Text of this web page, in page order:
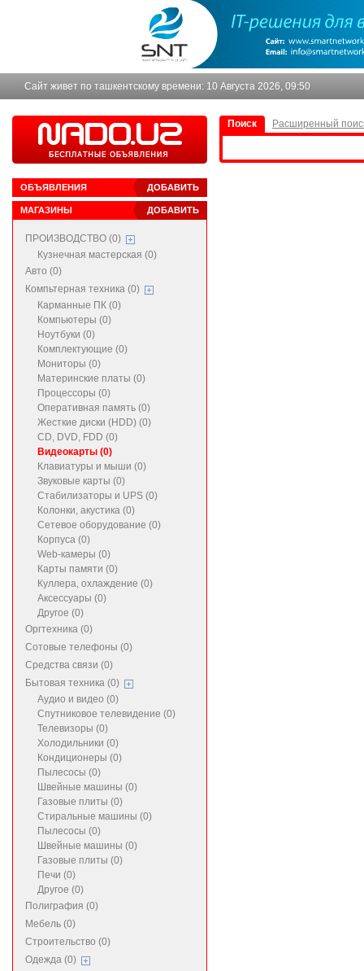
Сайт живет по ташкентскому времени: 10 Августа 2026, 09:50
ДОБАВИТЬ
ОБЪЯВЛЕНИЯ
ДОБАВИТЬ
МАГАЗИНЫ
ПРОИЗВОДСТВО (0)
Кузнечная мастерская (0)
Авто (0)
Компьтерная техника (0)
Карманные ПК (0)
Компьютеры (0)
Ноутбуки (0)
Комплектующие (0)
Мониторы (0)
Материнские платы (0)
Процессоры (0)
Оперативная память (0)
Жесткие диски (HDD) (0)
CD, DVD, FDD (0)
Видеокарты (0)
Клавиатуры и мыши (0)
Звуковые карты (0)
Стабилизаторы и UPS (0)
Колонки, акустика (0)
Сетевое оборудование (0)
Корпуса (0)
Web-камеры (0)
Карты памяти (0)
Куллера, охлаждение (0)
Аксессуары (0)
Другое (0)
Оргтехника (0)
Сотовые телефоны (0)
Средства связи (0)
Бытовая техника (0)
Аудио и видео (0)
Спутниковое телевидение (0)
Телевизоры (0)
Холодильники (0)
Кондиционеры (0)
Пылесосы (0)
Швейные машины (0)
Газовые плиты (0)
Стиральные машины (0)
Пылесосы (0)
Швейные машины (0)
Газовые плиты (0)
Печи (0)
Другое (0)
Полиграфия (0)
Мебель (0)
Строительство (0)
Одежда (0)
Поиск Расширенный